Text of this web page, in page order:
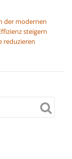
der modernen
steigern
reduzieren